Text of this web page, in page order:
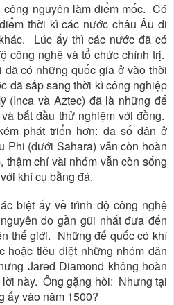
công nguyên làm điểm mốc. Có
thời kì các nước châu Âu đi
Lúc ấy thì các nước đã có
công nghệ và tổ chức chính trị.
có những quốc gia ở vào thời
đã sắp sang thời kì công nghiệp
(Inca và Aztec) đã là những đế
bắt đầu thử nghiệm với đồng.
phát triển hơn: đa số dân ở
Phi (dưới Sahara) vẫn còn hoàn
thậm chí vài nhóm vẫn còn sống
khí cụ bằng đá.
biệt ấy về trình độ công nghệ
do gần gũi nhất đưa đến
thế giới. Những đế quốc có khí
hoặc tiêu diệt những nhóm dân
Jared Diamond không hoàn
này. Ông gặng hỏi: Nhưng tại
ấy vào năm 1500?